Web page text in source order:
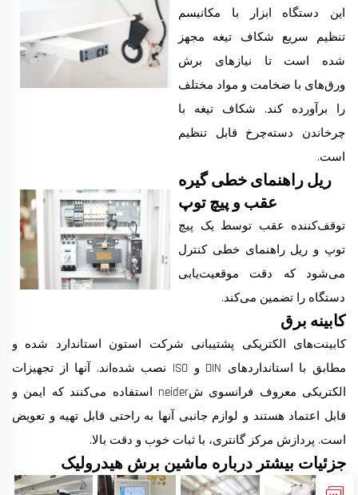
این دستگاه ابزار با مکانیسم
تنظیم سریع شکاف تیغه مجهز
شده است تا نیازهای برش
ورق‌های با ضخامت و مواد مختلف
را برآورده کند. شکاف تیغه با
چرخاندن دسته‌چرخ قابل تنظیم
است.
ریل راهنمای خطی گیره
عقب و پیچ توپ
توقف‌کننده عقب توسط یک پیچ
توپ و ریل راهنمای خطی کنترل
می‌شود که دقت موقعیت‌یابی
دستگاه را تضمین می‌کند.
کابینه برق
کابینت‌های الکتریکی پشتیبانی شرکت استون استاندارد شده و
مطابق با استانداردهای DIN و ISO نصب شده‌اند. آنها از تجهیزات
الکتریکی معروف فرانسوی شneider استفاده می‌کنند که ایمن و
قابل اعتماد هستند و لوازم جانبی آنها به راحتی قابل تهیه و تعویض
است. پردازش مرکز گانتری، با ثبات خوب و دقت بالا.
جزئیات بیشتر درباره ماشین برش هیدرولیک